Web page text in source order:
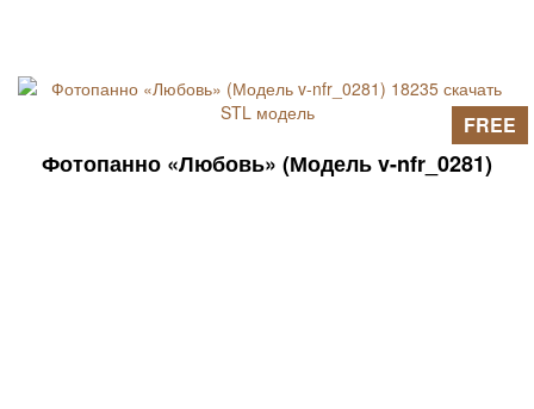
Фотопанно «Любовь» (Модель v-nfr_0281)
FREE